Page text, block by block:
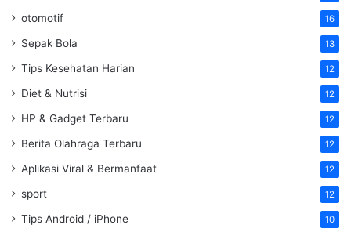
otomotif 16
Sepak Bola 13
Tips Kesehatan Harian 12
Diet & Nutrisi 12
HP & Gadget Terbaru 12
Berita Olahraga Terbaru 12
Aplikasi Viral & Bermanfaat 12
sport 12
Tips Android / iPhone 10